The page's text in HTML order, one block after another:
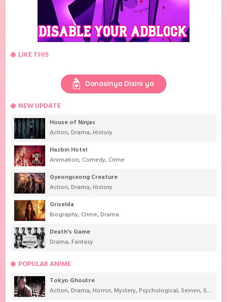
LIKE THIS
Donasinya Disini ya
NEW UPDATE
House of Ninjas
Action,Drama,History
Hazbin Hotel
Animation, Comedy, Crime
Gyeongseong Creature
Action,Drama,History
Griselda
Biography, Crime,Drama
Death's Game
Drama,Fantasy
POPULAR ANIME
Tokyo Ghoul:re
Action,Drama,Horror,Mystery,Psychological, Seinen, Supernatural